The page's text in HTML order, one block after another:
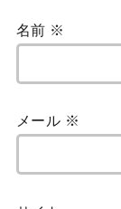
名前 ※
メール ※